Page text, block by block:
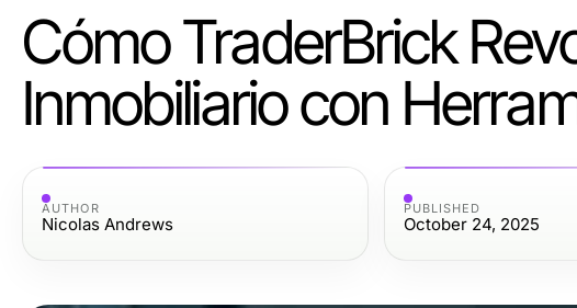
Cómo TraderBrick
Inmobiliario con
AUTHOR
Nicolas Andrews
PUBLISHED
October 24, 2025